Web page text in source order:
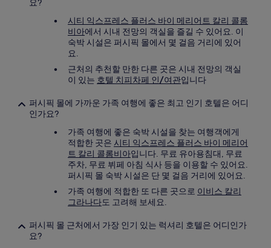
요?
시티 익스프레스 플러스 바이 메리어트 칼리 콜롬
비아에서 시내 전망의 객실을 즐길 수 있어요. 이
숙박 시설은 퍼시픽 몰에서 몇 걸음 거리에 있어
요.
근처의 추천할 만한 다른 곳은 시내 전망의 객실
이 있는 호텔 치피차페 인/여관입니다
퍼시픽 몰에 가까운 가족 여행에 좋은 최고 인기 호텔은 어디
인가요?
가족 여행에 좋은 숙박 시설을 찾는 여행객에게
적합한 곳은 시티 익스프레스 플러스 바이 메리어
트 칼리 콜롬비아입니다. 무료 유아용침대, 무료
주차, 무료 뷔페 아침 식사 등을 이용할 수 있어요.
퍼시픽 몰 숙박 시설은 단 몇 걸음 거리에 있어요.
가족 여행에 적합한 또 다른 곳으로 이비스 칼리
그라나다도 고려해 보세요.
퍼시픽 몰 근처에서 가장 인기 있는 럭셔리 호텔은 어디인가
요?